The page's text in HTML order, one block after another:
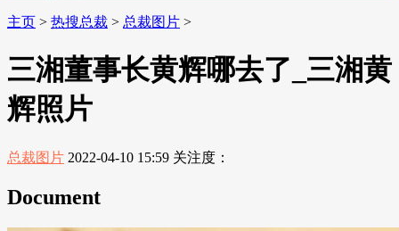
主页 > 热搜总裁 > 总裁图片 >
三湘董事长黄辉哪去了_三湘黄
辉照片
总裁图片 2022-04-10 15:59 关注度：
Document